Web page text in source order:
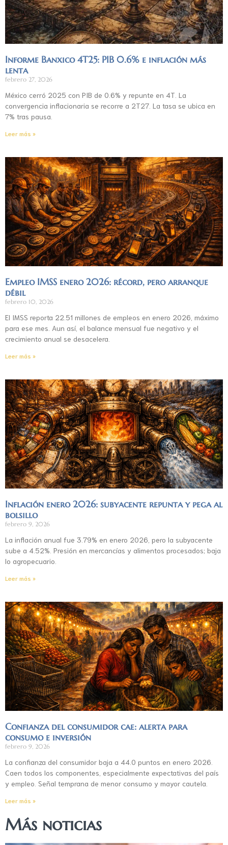
Informe Banxico 4T25: PIB 0.6% e inflación más
lenta
febrero 27, 2026
México cerró 2025 con PIB de 0.6% y repunte en 4T. La
convergencia inflacionaria se recorre a 2T27. La tasa se ubica en
7% tras pausa.
Leer más »
Empleo IMSS enero 2026: récord, pero arranque
débil
febrero 10, 2026
El IMSS reporta 22.51 millones de empleos en enero 2026, máximo
para ese mes. Aun así, el balance mensual fue negativo y el
crecimiento anual se desacelera.
Leer más »
Inflación enero 2026: subyacente repunta y pega al
bolsillo
febrero 9, 2026
La inflación anual fue 3.79% en enero 2026, pero la subyacente
sube a 4.52%. Presión en mercancías y alimentos procesados; baja
lo agropecuario.
Leer más »
Confianza del consumidor cae: alerta para
consumo e inversión
febrero 9, 2026
La confianza del consumidor baja a 44.0 puntos en enero 2026.
Caen todos los componentes, especialmente expectativas del país
y empleo. Señal temprana de menor consumo y mayor cautela.
Leer más »
Más noticias